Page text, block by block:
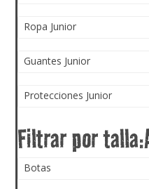
Ropa Junior
Guantes Junior
Protecciones Junior
Botas